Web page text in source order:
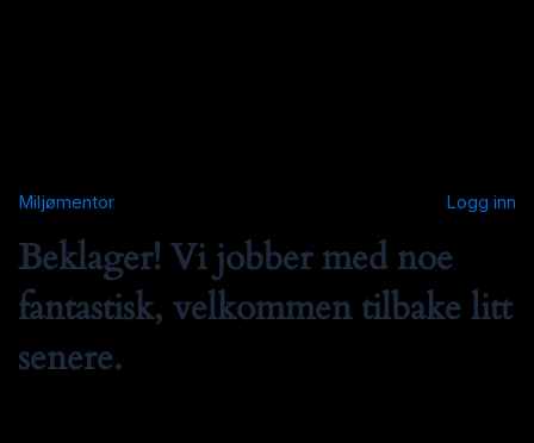
Miljømentor Logg inn
Beklager! Vi jobber med noe
fantastisk, velkommen tilbake litt
senere.